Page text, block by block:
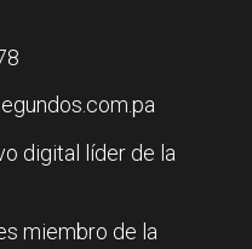
digital líder de la
miembro de la